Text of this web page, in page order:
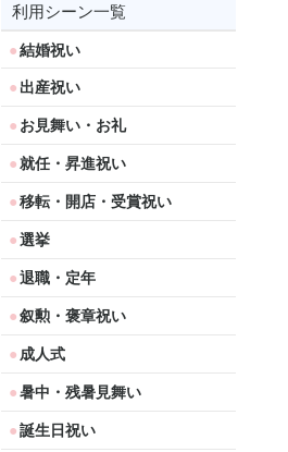
利用シーン一覧
結婚祝い
出産祝い
お見舞い・お礼
就任・昇進祝い
移転・開店・受賞祝い
選挙
退職・定年
叙勲・褒章祝い
成人式
暑中・残暑見舞い
誕生日祝い